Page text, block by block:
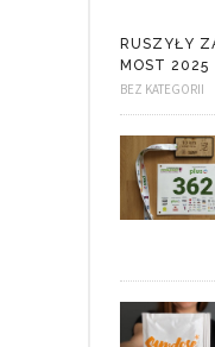
RUSZYŁY
MOST 2025
BEZ KATEGORII